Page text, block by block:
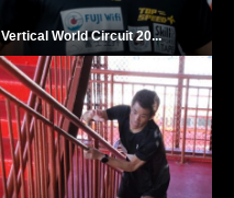
Vertical World Circuit 20...